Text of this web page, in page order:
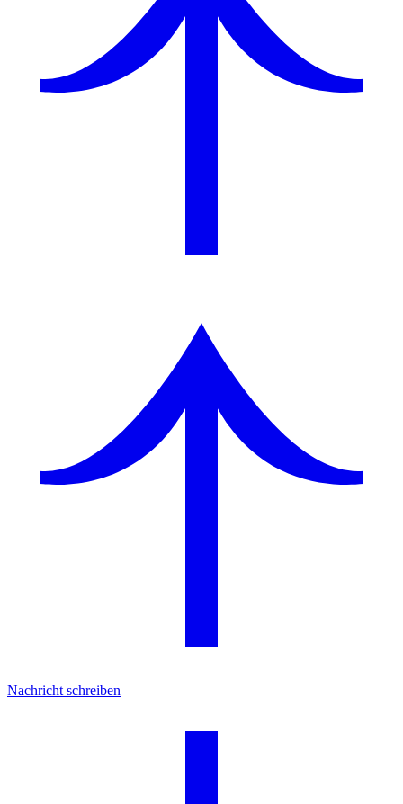
Nachricht schreiben